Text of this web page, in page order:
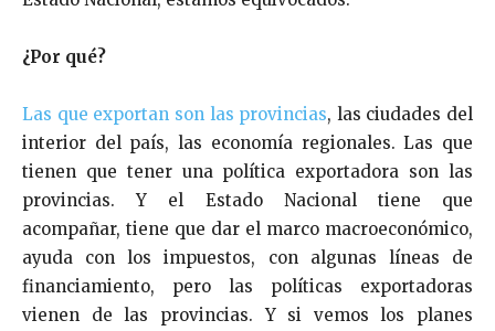
¿Por qué?
Las que exportan son las provincias, las ciudades del
interior del país, las economía regionales. Las que
tienen que tener una política exportadora son las
provincias. Y el Estado Nacional tiene que
acompañar, tiene que dar el marco macroeconómico,
ayuda con los impuestos, con algunas líneas de
financiamiento, pero las políticas exportadoras
vienen de las provincias. Y si vemos los planes